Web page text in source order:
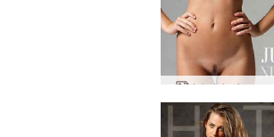
Jula telanjang